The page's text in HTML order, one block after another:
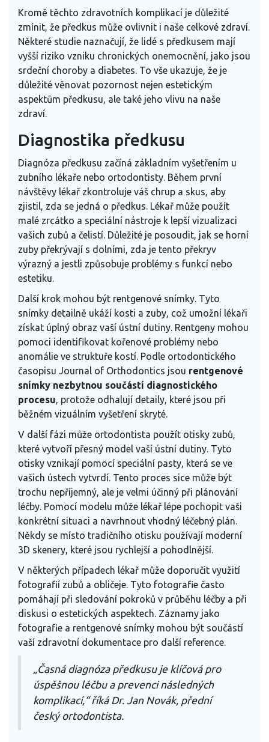
Kromě těchto zdravotních komplikací je důležité
zmínit, že předkus může ovlivnit i naše celkové zdraví.
Některé studie naznačují, že lidé s předkusem mají
vyšší riziko vzniku chronických onemocnění, jako jsou
srdeční choroby a diabetes. To vše ukazuje, že je
důležité věnovat pozornost nejen estetickým
aspektům předkusu, ale také jeho vlivu na naše
zdraví.
Diagnostika předkusu
Diagnóza předkusu začíná základním vyšetřením u
zubního lékaře nebo ortodontisty. Během první
návštěvy lékař zkontroluje váš chrup a skus, aby
zjistil, zda se jedná o předkus. Lékař může použít
malé zrcátko a speciální nástroje k lepší vizualizaci
vašich zubů a čelistí. Důležité je posoudit, jak se horní
zuby překrývají s dolními, zda je tento překryv
výrazný a jestli způsobuje problémy s funkcí nebo
estetiku.
Další krok mohou být rentgenové snímky. Tyto
snímky detailně ukáží kosti a zuby, což umožní lékaři
získat úplný obraz vaší ústní dutiny. Rentgeny mohou
pomoci identifikovat kořenové problémy nebo
anomálie ve struktuře kostí. Podle ortodontického
časopisu Journal of Orthodontics jsou rentgenové
snímky nezbytnou součástí diagnostického
procesu , protože odhalují detaily, které jsou při
běžném vizuálním vyšetření skryté.
V další fázi může ortodontista použít otisky zubů,
které vytvoří přesný model vaší ústní dutiny. Tyto
otisky vznikají pomocí speciální pasty, která se ve
vašich ústech vytvrdí. Tento proces sice může být
trochu nepříjemný, ale je velmi účinný při plánování
léčby. Pomocí modelu může lékař lépe pochopit vaši
konkrétní situaci a navrhnout vhodný léčebný plán.
Někdy se místo tradičního otisku používají moderní
3D skenery, které jsou rychlejší a pohodlnější.
V některých případech lékař může doporučit využití
fotografií zubů a obličeje. Tyto fotografie často
pomáhají při sledování pokroků v průběhu léčby a při
diskusi o estetických aspektech. Záznamy jako
fotografie a rentgenové snímky mohou být součástí
vaší zdravotní dokumentace pro další reference.
„Časná diagnóza předkusu je klíčová pro
úspěšnou léčbu a prevenci následných
komplikací,“ říká Dr. Jan Novák, přední
český ortodontista.